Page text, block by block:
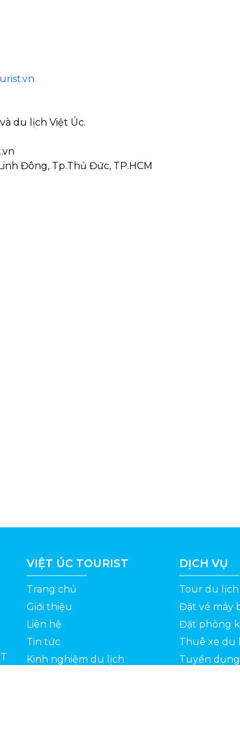
du lịch Việt Úc.
Đông, Tp.Thủ Đức, TP.HCM
VIỆT ÚC TOURIST
Trang chủ
Giới thiệu
Liên hệ
Tin tức
Kinh nghiệm du lịch
DỊCH VỤ
Tour du lịch
Đặt vé máy
Đặt phòng
Thuê xe du
Tuyển dụng